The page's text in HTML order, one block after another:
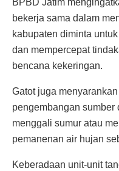
BPBD Jatim
bekerja sama dalam
kabupaten diminta
dan mempercepat
bencana kekeringan.
Gatot juga
pengembangan sumber
menggali sumur atau
pemanenan air hujan
Keberadaan unit-unit